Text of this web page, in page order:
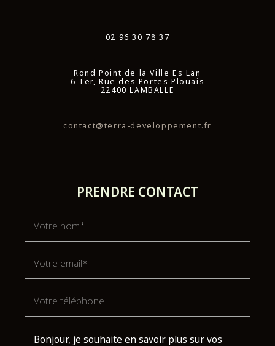
02 96 30 78 37
Rond Point de la Ville Es Lan
6 Ter, Rue des Portes Plouais
22400 LAMBALLE
contact@terra-developpement.fr
PRENDRE CONTACT